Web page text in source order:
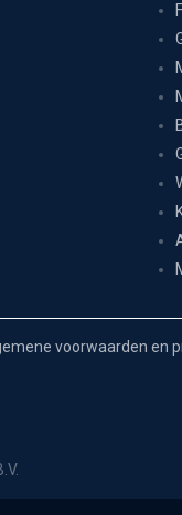
voorwaarden en